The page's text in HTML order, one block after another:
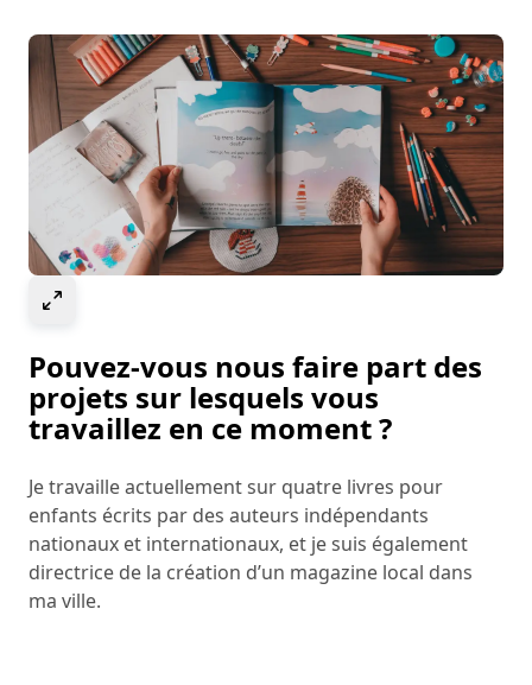
Pouvez-vous nous faire part des
projets sur lesquels vous
travaillez en ce moment ?
Je travaille actuellement sur quatre livres pour
enfants écrits par des auteurs indépendants
nationaux et internationaux, et je suis également
directrice de la création d’un magazine local dans
ma ville.